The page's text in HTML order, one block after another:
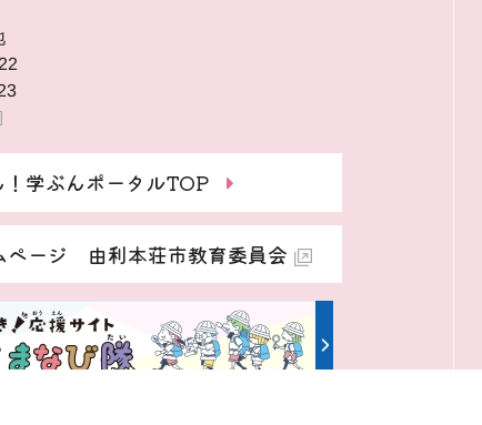
！学ぶんポータルTOP
ページ 由利本荘市教育委員会